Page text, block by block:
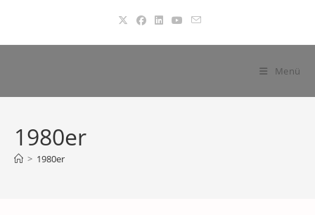
springen
Menü
1980er
> 1980er